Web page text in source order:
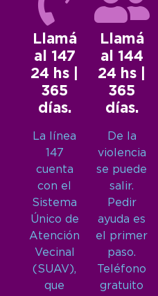
Llamá
al 147
24 hs |
365
días.
La línea
147
cuenta
con el
Sistema
Único de
Atención
Vecinal
(SUAV),
que
Llamá
al 144
24 hs |
365
días.
De la
violencia
se puede
salir.
Pedir
ayuda es
el primer
paso.
Teléfono
gratuito